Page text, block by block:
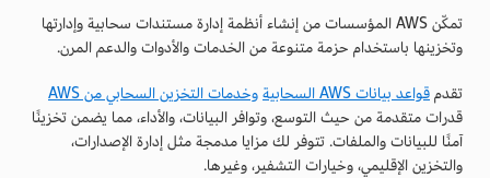
تمكّن AWS المؤسسات من إنشاء أنظمة إدارة مستندات سحابية وإدارتها
وتخزينها باستخدام حزمة متنوعة من الخدمات والأدوات والدعم المرن.
تقدمقواعد بيانات AWS السحابية
وخدمات التخزين السحابي من AWS
قدرات متقدمة من حيث التوسع، وتوافر البيانات، والأداء، مما يضمن تخزينًا
آمنًا للبيانات والملفات. تتوفر لك مزايا مدمجة مثل إدارة الإصدارات،
والتخزين الإقليمي، وخيارات التشفير، وغيرها.